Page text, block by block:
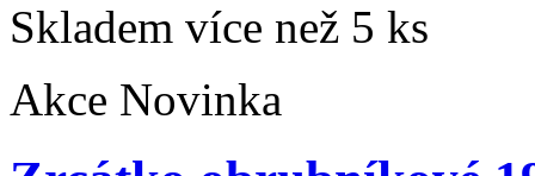
Skladem více než 5 ks
Akce Novinka